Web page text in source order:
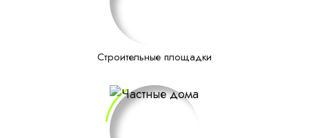
Строительные площадки